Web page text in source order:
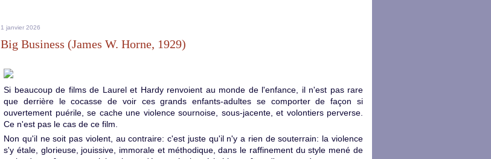
1 janvier 2026
Big Business (James W. Horne, 1929)
Si beaucoup de films de Laurel et Hardy renvoient au monde de l'enfance, il n'est pas rare
que derrière le cocasse de voir ces grands enfants-adultes se comporter de façon si
ouvertement puérile, se cache une violence sournoise, sous-jacente, et volontiers perverse.
Ce n'est pas le cas de ce film.
Non qu'il ne soit pas violent, au contraire: c'est juste qu'il n'y a rien de souterrain: la violence
s'y étale, glorieuse, jouissive, immorale et méthodique, dans le raffinement du style mené de